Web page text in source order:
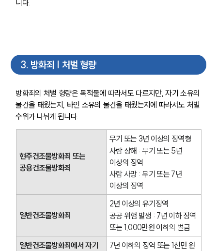
니다.
3. 방화죄 | 처벌 형량
방화죄의 처벌 형량은 목적물에 따라서도 다르지만, 자기 소유의
물건을 태웠는지, 타인 소유의 물건을 태웠는지에 따라서도 처벌
수위가 나뉘게 됩니다.
현주건조물방화죄 또는
공용건조물방화죄
무기 또는 3년 이상의 징역형
사람 상해 : 무기 또는 5년
이상의 징역
사람 사망 : 무기 또는 7년
이상의 징역
일반건조물방화죄
2년 이상의 유기징역
공공 위험 발생 : 7년 이하 징역
또는 1,000만원 이하의 벌금
일반건조물방화죄에서 자기
7년 이하의 징역 또는 1천만 원